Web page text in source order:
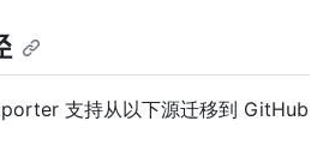
支持从以下源迁移到 GitHub